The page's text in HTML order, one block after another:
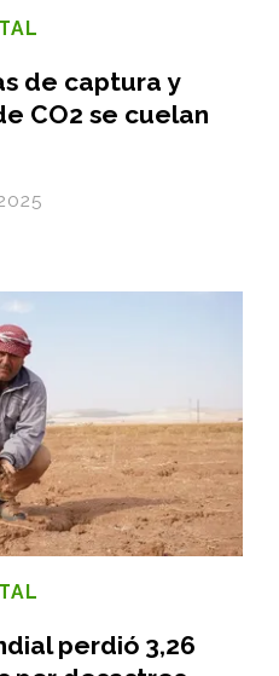
de captura y
CO2 se cuelan
perdió 3,26